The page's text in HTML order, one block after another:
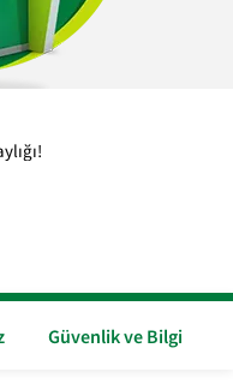
kolaylığı!
Güvenlik ve Bilgi